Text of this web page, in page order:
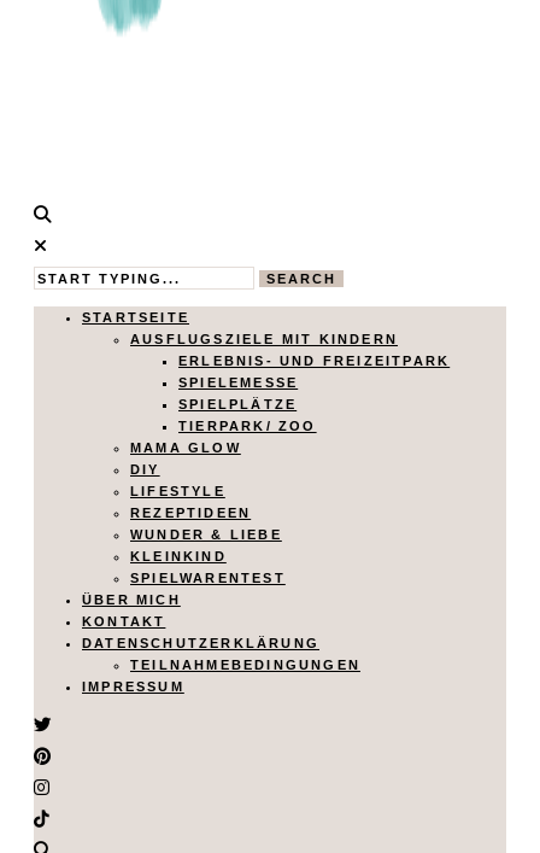
Calistas
Traum
MAMABLOG
SEARCH
STARTSEITE
AUSFLUGSZIELE MIT KINDERN
ERLEBNIS- UND FREIZEITPARK
SPIELEMESSE
SPIELPLÄTZE
TIERPARK/ ZOO
MAMA GLOW
DIY
LIFESTYLE
REZEPTIDEEN
WUNDER & LIEBE
KLEINKIND
SPIELWARENTEST
ÜBER MICH
KONTAKT
DATENSCHUTZERKLÄRUNG
TEILNAHMEBEDINGUNGEN
IMPRESSUM